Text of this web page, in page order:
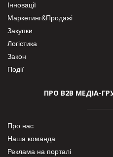
Інновації
Маркетинг&Продажі
Закупки
Логістика
Закон
Події
ПРО В2В МЕДІА-
Про нас
Наша команда
Реклама на порталі